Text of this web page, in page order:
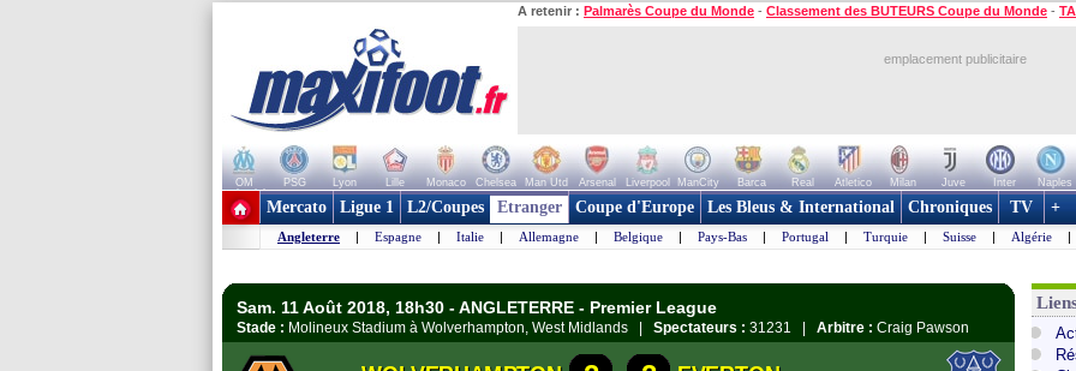
A retenir : Palmarès Coupe du Monde - Classement des BUTEURS Coupe du Monde -
emplacement publicitaire
OM PSG Lyon Lille Monaco Chelsea Man Utd Arsenal Liverpool ManCity Barca Real Atletico Milan Juve Inter Naples
+ de clubs
Mercato Ligue 1 L2/Coupes Etranger Coupe d'Europe Les Bleus & International Chroniques TV +
Angleterre | Espagne | Italie | Allemagne | Belgique | Pays-Bas | Portugal | Turquie | Suisse | Algérie |
Sam. 11 Août 2018, 18h30 - ANGLETERRE - Premier League
Stade : Molineux Stadium à Wolverhampton, West Midlands | Spectateurs : 31231 | Arbitre : Craig Pawson